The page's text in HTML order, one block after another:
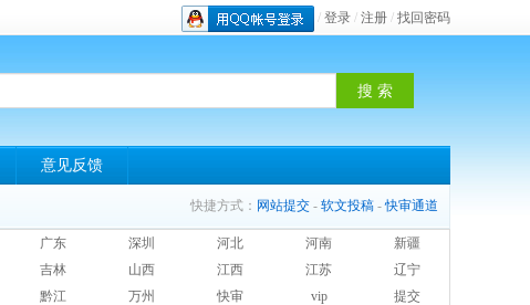
/ 登录 / 注册 / 找回密码
意见反馈
快捷方式： 网站提交 - 软文投稿 -快审通道
广东 深圳 河北 河南
新疆
吉林 山西 江西 江苏
辽宁
黔江 万州 快审 vip 提交